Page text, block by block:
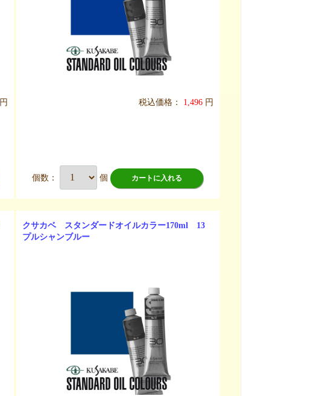
円 税込価格： 1,496 円
個数： 個 カートに入れる
クサカベ スタンダードオイルカラー170ml 13
プルシャンブルー